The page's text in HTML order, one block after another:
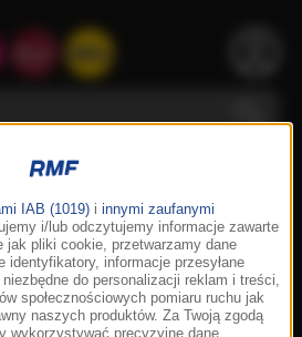
IAB (1019) i innymi zaufanymi
i/lub odczytujemy informacje zawarte
jak pliki cookie, przetwarzamy dane
identyfikatory, informacje przesyłane
do personalizacji reklam i treści,
społecznościowych pomiaru ruchu jak
naszych produktów. Za Twoją zgodą
wykorzystywać precyzyjne dane